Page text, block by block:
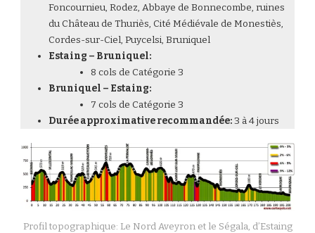
Foncournieu, Rodez, Abbaye de Bonnecombe, ruines
du Château de Thuriès, Cité Médiévale de Monestiès,
Cordes-sur-Ciel, Puycelsi, Bruniquel
Estaing – Bruniquel:
8 cols de Catégorie 3
Bruniquel – Estaing:
7 cols de Catégorie 3
Durée approximative recommandée:3 à 4 jours
Profil topographique: Le Nord Aveyron et le Ségala, d’Estaing